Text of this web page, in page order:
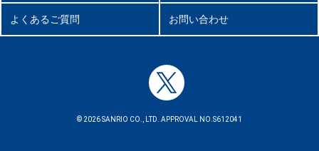
よくあるご質問 お問い合わせ
© 2026 SANRIO CO., LTD. APPROVAL NO.S612041